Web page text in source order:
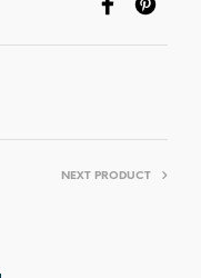
NEXT PRODUCT